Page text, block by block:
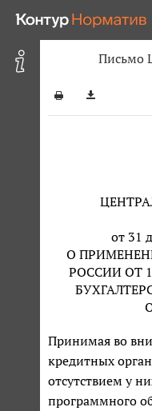
Письмо
от 31
О
РОССИИ ОТ
Принимая во
кредитных
отсутствием у
программного